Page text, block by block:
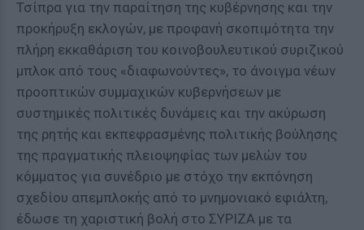
Τσίπρα για την παραίτηση της κυβέρνησης και την
προκήρυξη εκλογών, με προφανή σκοπιμότητα την
πλήρη εκκαθάριση του κοινοβουλευτικού συριζικού
μπλοκ από τους «διαφωνούντες», το άνοιγμα νέων
προοπτικών συμμαχικών κυβερνήσεων με
συστημικές πολιτικές δυνάμεις και την ακύρωση
της ρητής και εκπεφρασμένης πολιτικής βούλησης
της πραγματικής πλειοψηφίας των μελών του
κόμματος για συνέδριο με στόχο την εκπόνηση
σχεδίου απεμπλοκής από το μνημονιακό εφιάλτη,
έδωσε τη χαριστική βολή στο ΣΥΡΙΖΑ με τα